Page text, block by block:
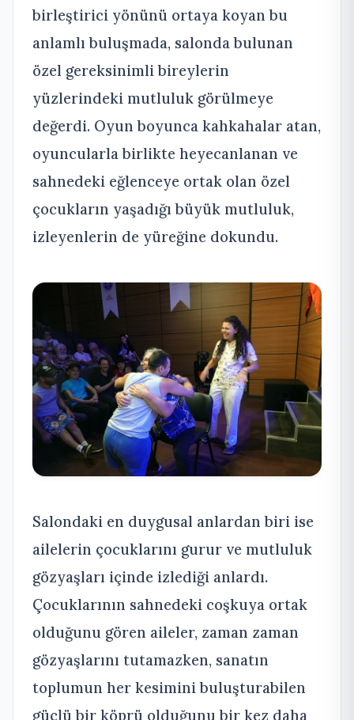
birleştirici yönünü ortaya koyan bu
anlamlı buluşmada, salonda bulunan
özel gereksinimli bireylerin
yüzlerindeki mutluluk görülmeye
değerdi. Oyun boyunca kahkahalar atan,
oyuncularla birlikte heyecanlanan ve
sahnedeki eğlenceye ortak olan özel
çocukların yaşadığı büyük mutluluk,
izleyenlerin de yüreğine dokundu.
Salondaki en duygusal anlardan biri ise
ailelerin çocuklarını gurur ve mutluluk
gözyaşları içinde izlediği anlardı.
Çocuklarının sahnedeki coşkuya ortak
olduğunu gören aileler, zaman zaman
gözyaşlarını tutamazken, sanatın
toplumun her kesimini buluşturabilen
güçlü bir köprü olduğunu bir kez daha